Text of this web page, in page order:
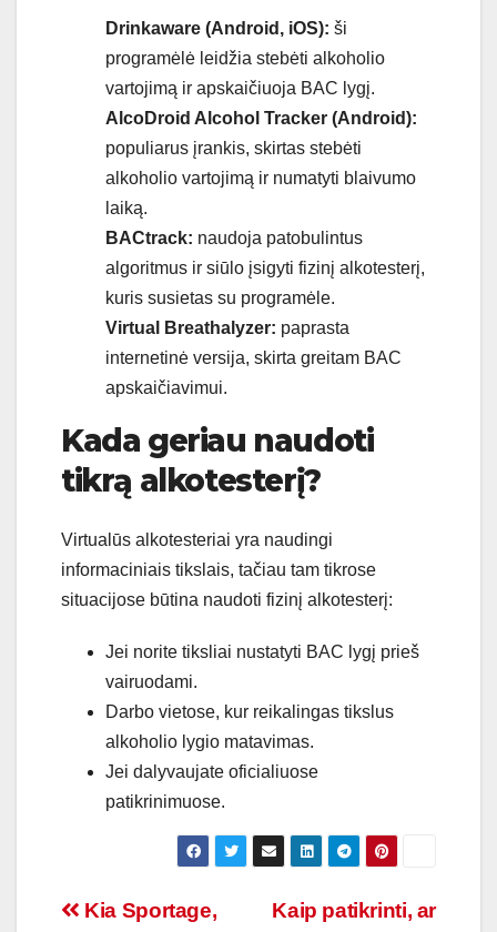
Drinkaware (Android, iOS): ši
programėlė leidžia stebėti alkoholio
vartojimą ir apskaičiuoja BAC lygį.
AlcoDroid Alcohol Tracker (Android):
populiarus įrankis, skirtas stebėti
alkoholio vartojimą ir numatyti blaivumo
laiką.
BACtrack: naudoja patobulintus
algoritmus ir siūlo įsigyti fizinį alkotesterį,
kuris susietas su programėle.
Virtual Breathalyzer: paprasta
internetinė versija, skirta greitam BAC
apskaičiavimui.
Kada geriau naudoti
tikrą alkotesterį?
Virtualūs alkotesteriai yra naudingi
informaciniais tikslais, tačiau tam tikrose
situacijose būtina naudoti fizinį alkotesterį:
Jei norite tiksliai nustatyti BAC lygį prieš
vairuodami.
Darbo vietose, kur reikalingas tikslus
alkoholio lygio matavimas.
Jei dalyvaujate oficialiuose
patikrinimuose.
Navigacija
Kaip patikrinti, ar
Kia Sportage,